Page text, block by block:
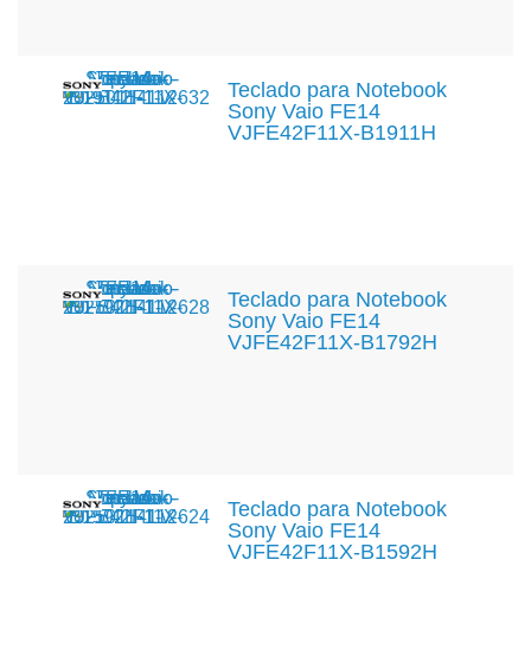
Teclado para Notebook
Sony Vaio FE14
VJFE42F11X-B1911H
Teclado para Notebook
Sony Vaio FE14
VJFE42F11X-B1792H
Teclado para Notebook
Sony Vaio FE14
VJFE42F11X-B1592H